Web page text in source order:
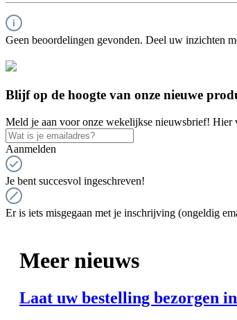
Geen beoordelingen gevonden. Deel uw inzichten
Blijf op de hoogte van onze nieuwe
Meld je aan voor onze wekelijkse nieuwsbrief! Hier
Aanmelden
Je bent succesvol ingeschreven!
Er is iets misgegaan met je inschrijving (ongeldig
Meer nieuws
Laat uw bestelling bezorgen